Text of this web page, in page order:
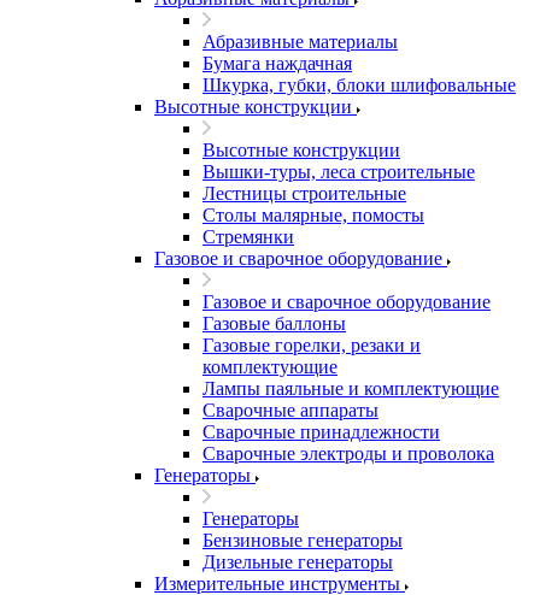
Абразивные материалы
Бумага наждачная
Шкурка, губки, блоки шлифовальные
Высотные конструкции
Высотные конструкции
Вышки-туры, леса строительные
Лестницы строительные
Столы малярные, помосты
Стремянки
Газовое и сварочное оборудование
Газовое и сварочное оборудование
Газовые баллоны
Газовые горелки, резаки и
комплектующие
Лампы паяльные и комплектующие
Сварочные аппараты
Сварочные принадлежности
Сварочные электроды и проволока
Генераторы
Генераторы
Бензиновые генераторы
Дизельные генераторы
Измерительные инструменты